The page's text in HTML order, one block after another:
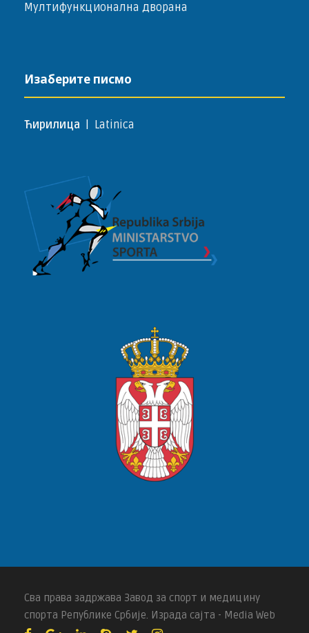
Мултифункционална дворана
Изаберите писмо
Ћирилица Latinica
Сва права задржава Завод за спорт и медицину
спорта Републике Србије. Израда сајта - Media Web